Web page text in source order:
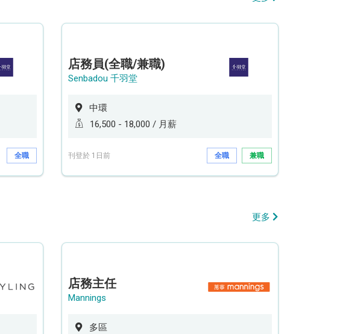
全職
店務員(全職/兼職)
Senbadou 千羽堂
中環
16,500 - 18,000 / 月薪
刊登於 1日前 全職 兼職
更多
店務主任
Mannings
多區